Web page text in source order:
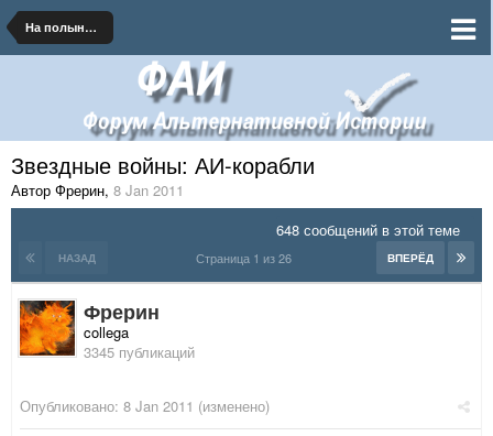
На полынных тропинках далеких планет
Звездные войны: АИ-корабли
Автор Фрерин, 8 Jan 2011
648 сообщений в этой теме
НАЗАД ВПЕРЁД
Страница 1 из 26
Фрерин
collega
3345 публикаций
Опубликовано: 8 Jan 2011 (изменено)